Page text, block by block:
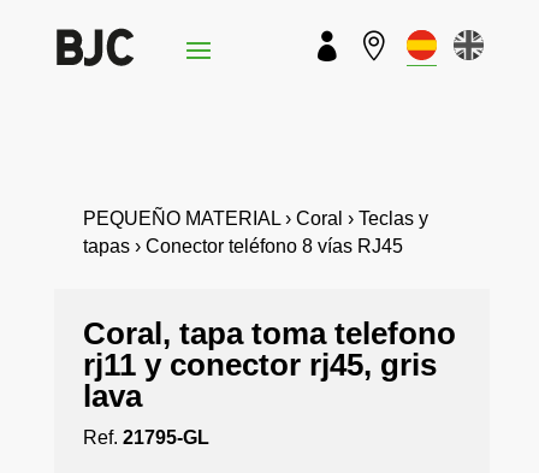
 
PEQUEÑO MATERIAL › Coral › Teclas y
tapas › Conector teléfono 8 vías RJ45
Coral, tapa toma telefono
rj11 y conector rj45, gris
lava
Ref. 21795-GL